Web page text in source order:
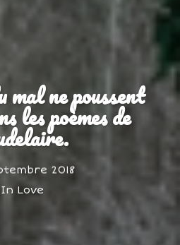
mal ne poussent
les poèmes de
2018
In Love